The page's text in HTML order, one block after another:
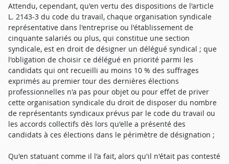
Attendu, cependant, qu'en vertu des dispositions de l'article
L. 2143-3 du code du travail, chaque organisation syndicale
représentative dans l'entreprise ou l'établissement de
cinquante salariés ou plus, qui constitue une section
syndicale, est en droit de désigner un délégué syndical ; que
l'obligation de choisir ce délégué en priorité parmi les
candidats qui ont recueilli au moins 10 % des suffrages
exprimés au premier tour des dernières élections
professionnelles n'a pas pour objet ou pour effet de priver
cette organisation syndicale du droit de disposer du nombre
de représentants syndicaux prévus par le code du travail ou
les accords collectifs dès lors qu'elle a présenté des
candidats à ces élections dans le périmètre de désignation ;
Qu'en statuant comme il l'a fait, alors qu'il n'était pas contesté